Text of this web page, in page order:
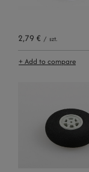
2,79 € / szt.
+ Add to compare